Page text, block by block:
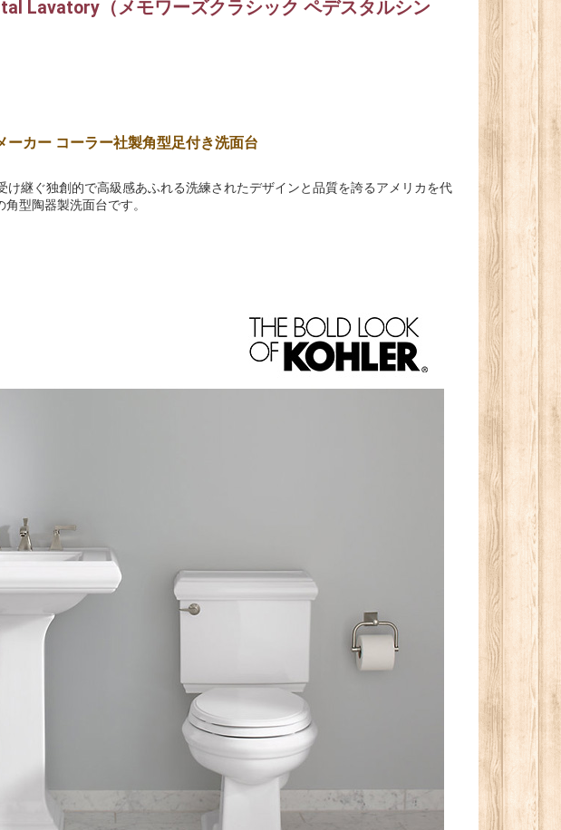
Lavatory（メモワーズクラシック ペデスタルシン
カー コーラー社製角型足付き洗面台
継ぐ独創的で高級感あふれる洗練されたデザインと品質を誇るアメリカを代
型陶器製洗面台です。